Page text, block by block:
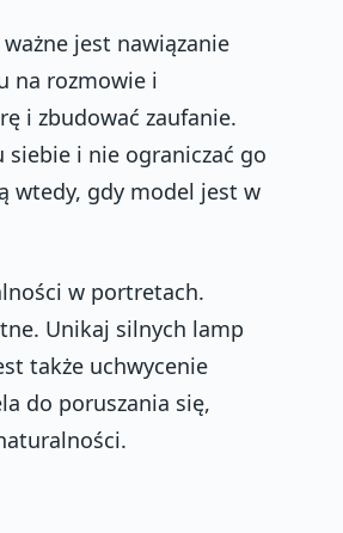
jest nawiązanie
na rozmowie i
i zbudować zaufanie.
siebie i nie ograniczać go
wtedy, gdy model jest w
w portretach.
Unikaj silnych lamp
także uchwycenie
do poruszania się,